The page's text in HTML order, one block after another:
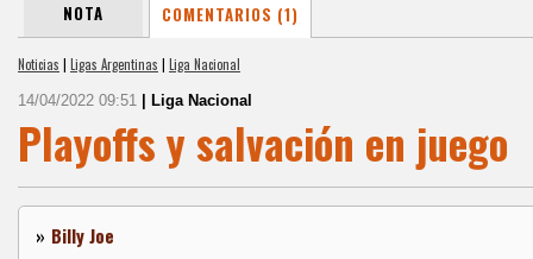
NOTA COMENTARIOS (1)
Noticias | Ligas Argentinas | Liga Nacional
14/04/2022 09:51 | Liga Nacional
Playoffs y salvación en juego
» Billy Joe